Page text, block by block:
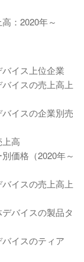
：2020年～
イス上位企業
イスの売上高上
イスの企業別売
高
価格（2020年～
イスの売上高上
バイスの製品タ
イスのティア